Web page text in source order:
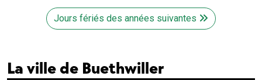
Jours fériés des années suivantes
La ville de Buethwiller